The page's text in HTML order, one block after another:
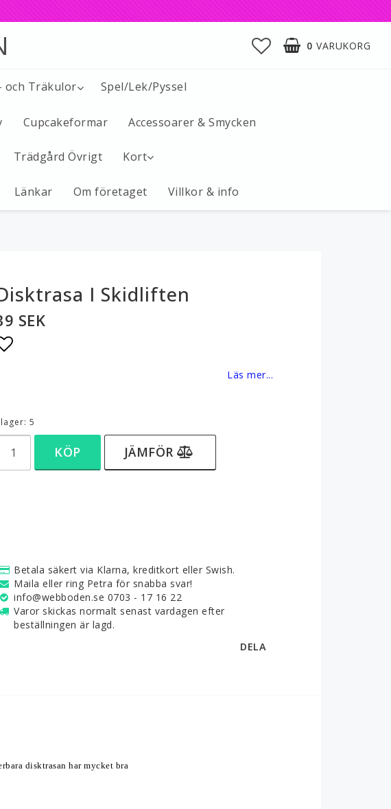
0 VARUKORG
och Träkulor Spel/Lek/Pyssel
Cupcakeformar Accessoarer & Smycken
Trädgård Övrigt Kort
Länkar Om företaget Villkor & info
I Skidliften
SEK
Läs mer...
5
KÖP JÄMFÖR
Betala säkert via Klarna, kreditkort eller Swish.
Maila eller ring Petra för snabba svar!
info@webboden.se 0703 - 17 16 22
Varor skickas normalt senast vardagen efter
beställningen är lagd.
DELA
disktrasan har mycket bra